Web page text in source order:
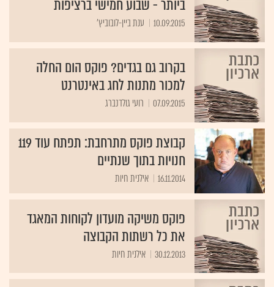
ביותר - שבוע חמישי ברציפות
10.09.2015 ענת ביין-לובוביץ'
בקרוב גם בגדים? פוקס הום החלה
למכור מתנות לחג באינטרנט
07.09.2015 רועי גולדנברג
קבוצת פוקס מתרחבת: תפתח עוד 119
חנויות בתוך שנתיים
16.11.2014 אילנית חיות
פוקס משיקה מועדון לקוחות המאגד
את כל רשתות הקבוצה
30.12.2013 אילנית חיות